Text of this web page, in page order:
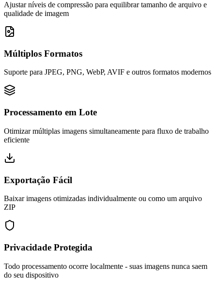
Ajustar níveis de compressão para equilibrar tamanho de arquivo e
qualidade de imagem
Múltiplos Formatos
Suporte para JPEG, PNG, WebP, AVIF e outros formatos modernos
Processamento em Lote
Otimizar múltiplas imagens simultaneamente para fluxo de trabalho
eficiente
Exportação Fácil
Baixar imagens otimizadas individualmente ou como um arquivo
ZIP
Privacidade Protegida
Todo processamento ocorre localmente - suas imagens nunca saem
do seu dispositivo